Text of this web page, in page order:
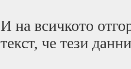
И на всичкото
текст, че тези